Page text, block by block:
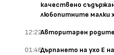
качествено
любопитните малки
12:22Авторитарен
01:46Дърпането на ухо Е